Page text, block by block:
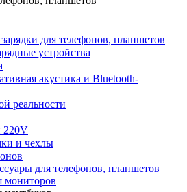
для телефонов, планшетов
устройства
акустика и Bluetooth-
реальности
220V
и чехлы
для телефонов, планшетов
мониторов